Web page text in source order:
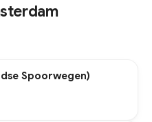
Spoorwegen)